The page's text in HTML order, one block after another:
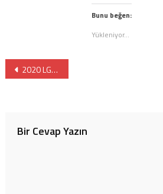
tıklayın
(Yeni
pencerede
(Yeni
pencerede
Bunu beğen:
Yükleniyor...
Yazı
2020 LGS İstanbul’da Sınavla Öğrenci Alan Liselerin Kontenjanları Ne Kadar Arttı?
Bir Cevap Yazın